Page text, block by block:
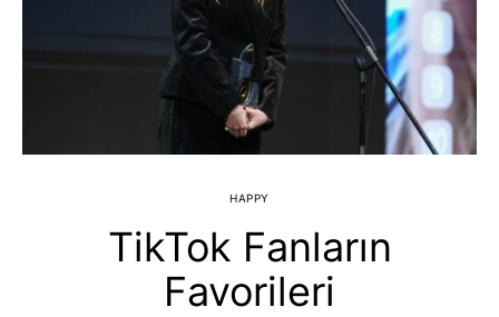
HAPPY
TikTok Fanların
Favorileri